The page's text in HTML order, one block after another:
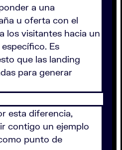
a una
u oferta con el
los visitantes hacia un
Es
que las landing
para generar
esta diferencia,
contigo un ejemplo
punto de